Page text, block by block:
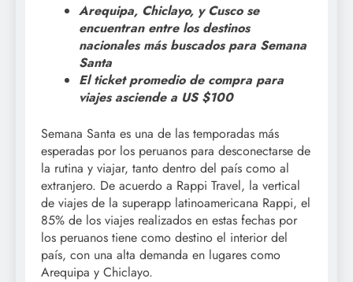
Arequipa, Chiclayo, y Cusco se
encuentran entre los destinos
nacionales más buscados para Semana
Santa
El ticket promedio de compra para
viajes asciende a US $100
Semana Santa es una de las temporadas más
esperadas por los peruanos para desconectarse de
la rutina y viajar, tanto dentro del país como al
extranjero. De acuerdo a Rappi Travel, la vertical
de viajes de la superapp latinoamericana Rappi, el
85% de los viajes realizados en estas fechas por
los peruanos tiene como destino el interior del
país, con una alta demanda en lugares como
Arequipa y Chiclayo.